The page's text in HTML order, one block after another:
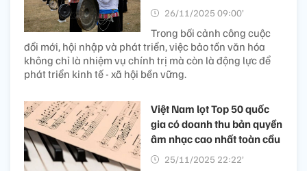
26/11/2025 09:00’
Trong bối cảnh công cuộc
đổi mới, hội nhập và phát triển, việc bảo tồn văn hóa
không chỉ là nhiệm vụ chính trị mà còn là động lực để
phát triển kinh tế - xã hội bền vững.
Việt Nam lọt Top 50 quốc
gia có doanh thu bản quyền
âm nhạc cao nhất toàn cầu
25/11/2025 22:22’